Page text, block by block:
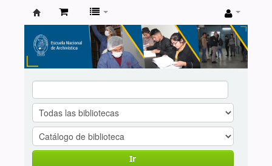
Catálogo
de
Biblioteca
ENA
Ir